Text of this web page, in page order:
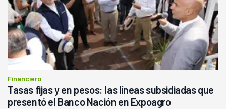
Financiero
Tasas fijas y en pesos: las líneas subsidiadas que
presentó el Banco Nación en Expoagro